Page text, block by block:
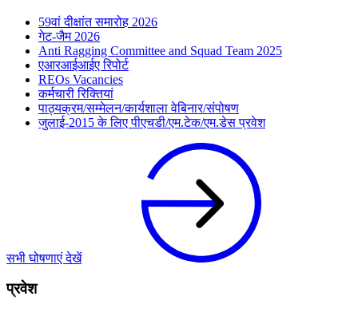
59वां दीक्षांत समारोह 2026
गेट-जैम 2026
Anti Ragging Committee and Squad Team 2025
एआरआईआईए रिपोर्ट
REOs Vacancies
कर्मचारी रिक्तियां
पाठ्यक्रम/सम्मेलन/कार्यशाला वेबिनार/संपोषण
जुलाई-2015 के लिए पीएचडी/एम.टेक/एम.डेस प्रवेश
सभी घोषणाएं देखें
प्रवेश